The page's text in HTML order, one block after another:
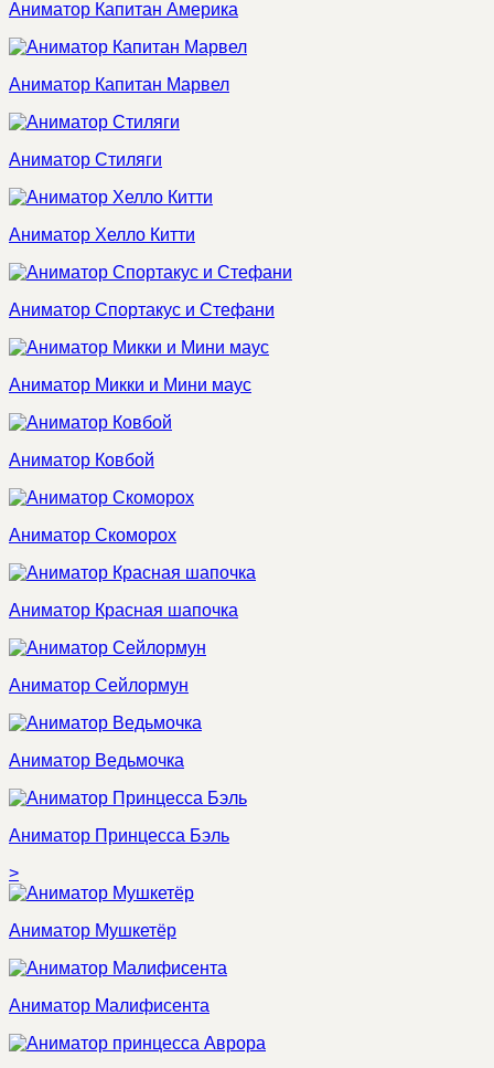
Аниматор Капитан Америка
Аниматор Капитан Марвел
Аниматор Стиляги
Аниматор Хелло Китти
Аниматор Спортакус и Стефани
Аниматор Микки и Мини маус
Аниматор Ковбой
Аниматор Скоморох
Аниматор Красная шапочка
Аниматор Сейлормун
Аниматор Ведьмочка
Аниматор Принцесса Бэль
>
Аниматор Мушкетёр
Аниматор Малифисента